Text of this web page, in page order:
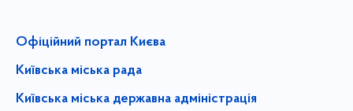
Офіційний портал Києва
Київська міська рада
Київська міська державна адміністрація